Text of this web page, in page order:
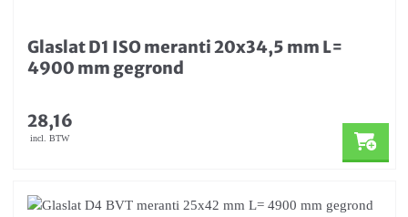
Glaslat D1 ISO meranti 20x34,5 mm L=
4900 mm gegrond
28,16
incl. BTW